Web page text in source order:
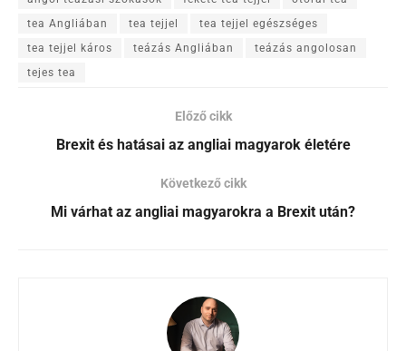
tea Angliában
tea tejjel
tea tejjel egészséges
tea tejjel káros
teázás Angliában
teázás angolosan
tejes tea
Előző cikk
Brexit és hatásai az angliai magyarok életére
Következő cikk
Mi várhat az angliai magyarokra a Brexit után?